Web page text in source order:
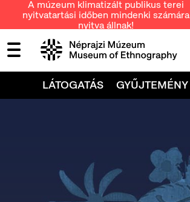
A múzeum klimatizált publikus terei
nyitvatartási időben mindenki számára
nyitva állnak!
LÁTOGATÁS GYŰJTEMÉNY